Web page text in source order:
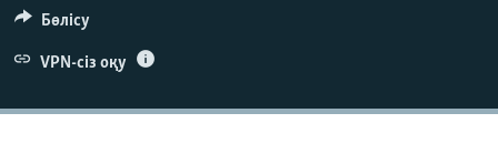
Бөлісу
VPN-сіз оқу